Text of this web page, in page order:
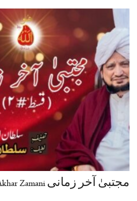
مجتبیٰ آخر زمانی Mujtaba Akhar Zamani